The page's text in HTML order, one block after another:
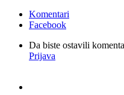
Komentari
Facebook
Da biste ostavili
Prijava